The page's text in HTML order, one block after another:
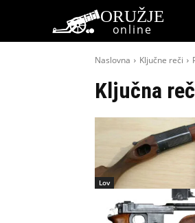
ORUŽJE
online
Naslovna Ključne reči
Ključna
Lov